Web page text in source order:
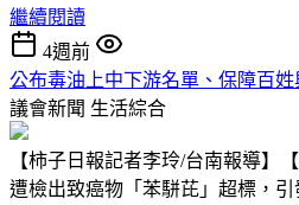
繼續閱讀
4週前
公布毒油上中下游名單、保障百
議會新聞 生活綜合
【柿子日報記者李玲/台南報導】
遭檢出致癌物「苯駢芘」超標，